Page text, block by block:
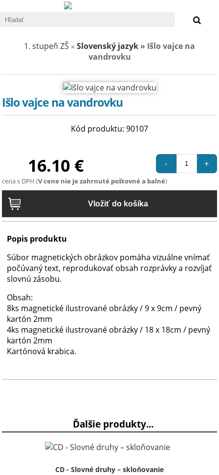
1. stupeň ZŠ » Slovenský jazyk » Išlo vajce na
vandrovku
Išlo vajce na vandrovku
Kód produktu: 90107
16.10 € +
-
cena s DPH (V cene nie je zahrnuté poštovné a balné)
Popis produktu
Súbor magnetických obrázkov pomáha vizuálne vnímať
počúvaný text, reprodukovať obsah rozprávky a rozvíjať
slovnú zásobu.
Obsah:
8ks magnetické ilustrované obrázky / 9 x 9cm / pevný
kartón 2mm
4ks magnetické ilustrované obrázky / 18 x 18cm / pevný
kartón 2mm
Kartónová krabica.
Ďalšie produkty...
CD - Slovné druhy – skloňovanie